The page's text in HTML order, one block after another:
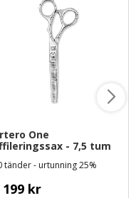
One
- 7,5 tum
tänder - urtunning 25%
199 kr